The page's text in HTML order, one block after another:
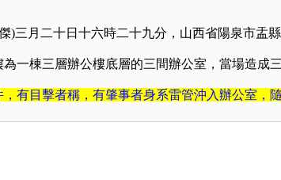
)三月二十日十六時二十九分，山西省陽泉市盂
一棟三層辦公樓底層的三間辦公室，當場造成三
有目擊者稱，有肇事者身系雷管沖入辦公室，隨